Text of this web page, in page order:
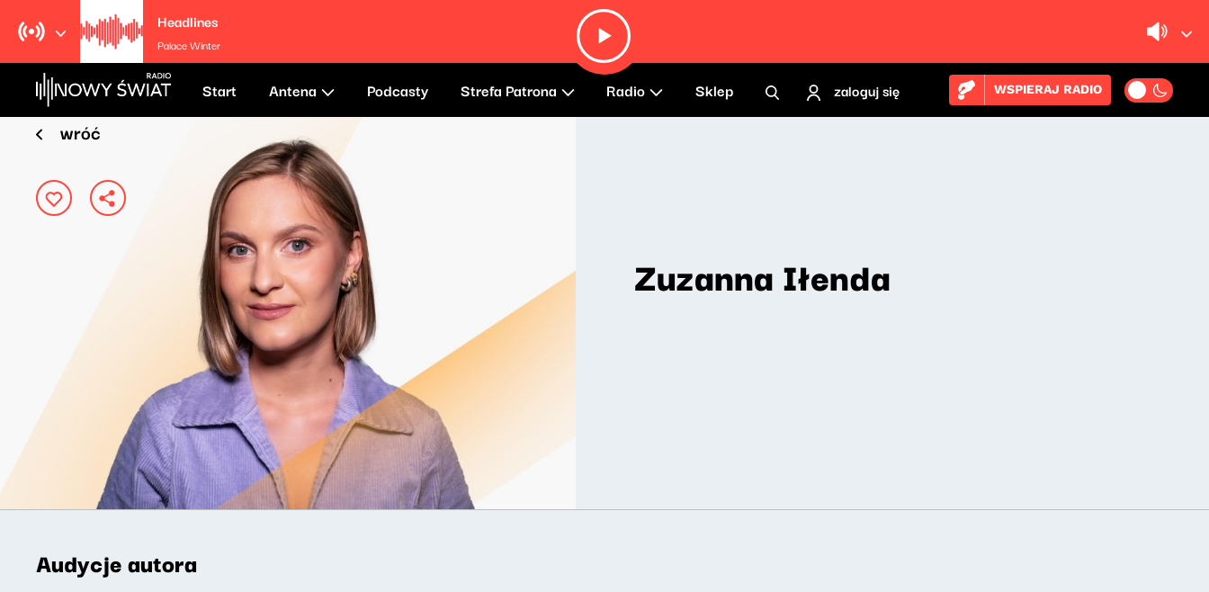
Headlines
Palace Winter
Start Antena Podcasty Strefa Patrona Radio Sklep zaloguj się WSPIERAJ RADIO
wróć
Zuzanna Iłenda
Audycje autora